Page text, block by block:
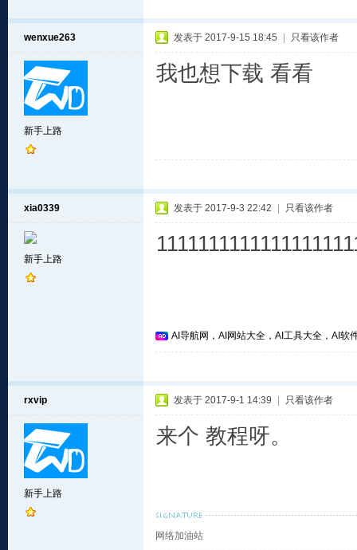
wenxue263
新手上路
发表于 2017-9-15 18:45 只看该作者
我也想下载 看看
xia0339
新手上路
发表于 2017-9-3 22:42 只看该作者
AI导航网，AI网站大全，AI工具大全，AI软
rxvip
新手上路
发表于 2017-9-1 14:39 只看该作者
来个 教程呀。
网络加油站